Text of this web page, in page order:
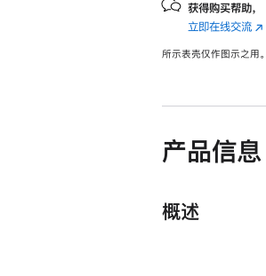
获得购买帮助，
立即在线交流 (在
所示表壳仅作图示之用。
产品信息
概述